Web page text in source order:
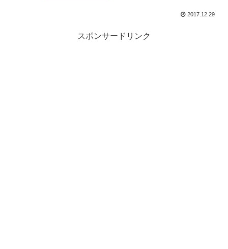
2017.12.29
スポンサードリンク